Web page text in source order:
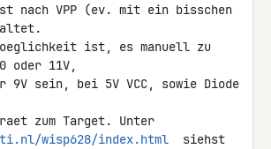
nach VPP (ev. mit ein bisschen
ist, es manuell zu
oder 11V,
9V sein, bei 5V VCC, sowie Diode
wisp628/index.html
  siehst